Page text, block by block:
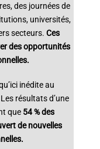
des journées de
universités,
secteurs. Ces
des opportunités
inédite au
résultats d’une
que54 % des
de nouvelles